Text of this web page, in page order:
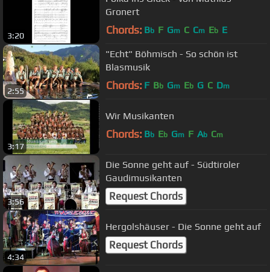
3:20
Gronert
Chords: Bb F Gm C Cm Eb E
2:55
"Echt" Böhmisch - So schön ist
Blasmusik
Chords: F Bb Gm Eb G C Dm
3:17
Wir Musikanten
Chords: Bb Eb Gm F Ab Cm
3:56
Die Sonne geht auf - Südtiroler
Gaudimusikanten
Request Chords
4:34
Hergolshäuser - Die Sonne geht auf
Request Chords